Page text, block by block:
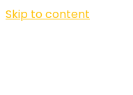
Skip to content